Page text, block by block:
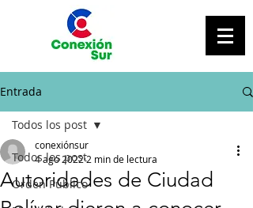
Entrada
Todos los post
Orden Público
Todos los post
Autoridades de Ciudad
conexiónsur
4 ago 20222 min de lectura